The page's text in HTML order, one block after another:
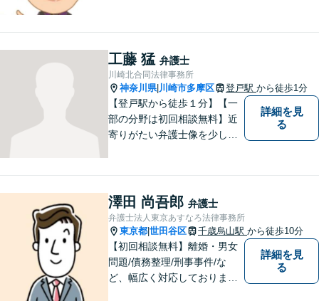
件・刑事事件・労働事件な
ど、幅広く対応いたします。
工藤 猛 弁護士
川崎北合同法律事務所
神奈川県| 川崎市多摩区 登戸駅 から徒歩1分
【登戸駅から徒歩１分】【一
部の分野は初回相談無料】近
寄りがたい弁護士像を少しで
決が何であるのかを見極め、
誠心誠意、仕事に取り組んで
まいります。
詳細を見
る
澤田 尚吾郎 弁護士
弁護士法人東京あすなろ法律事務所
東京都 世田谷区 千歳烏山駅 から徒歩10分
【初回相談無料】離婚・男女
問題/債務整理/刑事事件/な
ど、幅広く対応しておりま
詳細を見
る